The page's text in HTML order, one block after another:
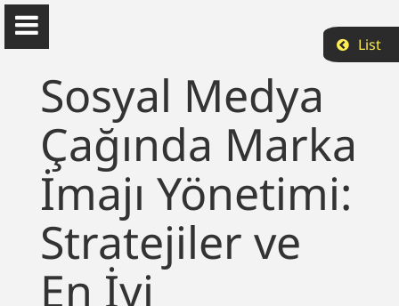
Can Bekcan
Doğu Akdeniz Üniversitesi
Hakkımda
List
Sosyal Medya
Çağında Marka
İmajı Yönetimi:
Stratejiler ve
En İyi